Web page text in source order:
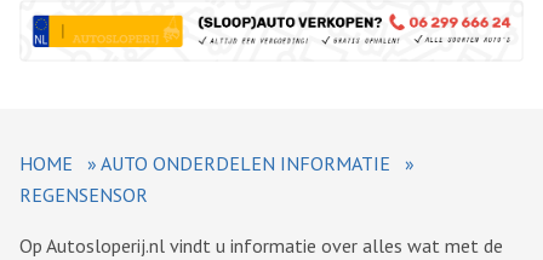
HOME » AUTO ONDERDELEN INFORMATIE
»
REGENSENSOR
Op Autosloperij.nl vindt u informatie over alles wat met de